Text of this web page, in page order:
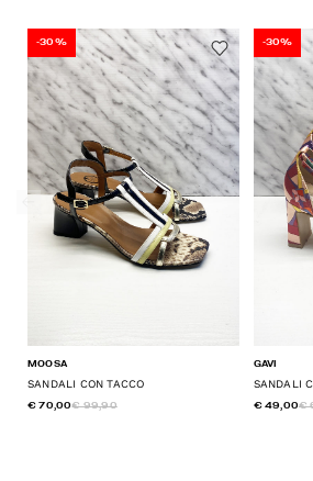
-30%
MOOSA
SANDALI CON TACCO
€ 70,00€ 99,90
-30%
GAVI
SANDALI
€ 49,00€